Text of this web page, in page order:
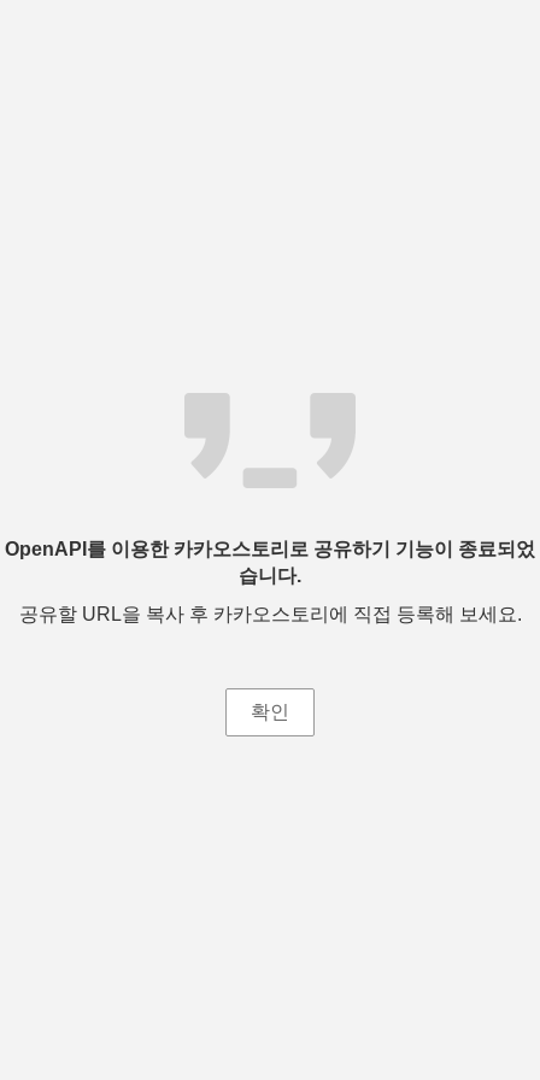
OpenAPI를 이용한 카카오스토리로 공유하기 기능이 종료되었
습니다.
공유할 URL을 복사 후 카카오스토리에 직접 등록해 보세요.
확인